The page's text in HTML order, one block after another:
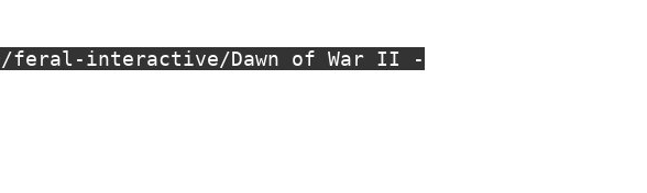
feral-interactive/Dawn of War II -